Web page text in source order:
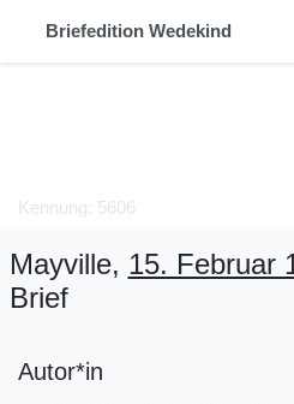
Briefedition Wedekind
Kennung: 5606
Mayville, 15. Februar
Brief
Autor*in